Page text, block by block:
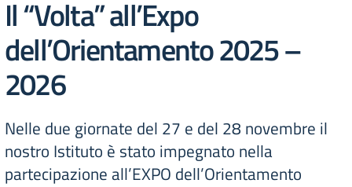
Il “Volta” all’Expo
dell’Orientamento 2025 –
2026
Nelle due giornate del 27 e del 28 novembre il
nostro Istituto è stato impegnato nella
partecipazione all’EXPO dell’Orientamento